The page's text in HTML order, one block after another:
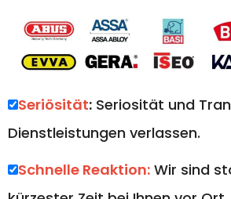
Seriösität: Seriosität und
Dienstleistungen verlassen.
Schnelle Reaktion: Wir sind